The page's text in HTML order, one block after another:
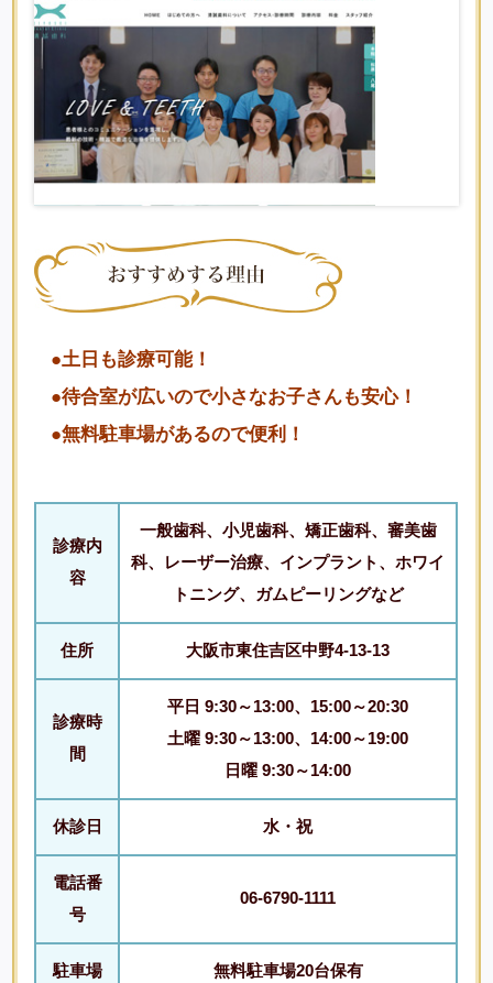
●土日も診療可能！
●待合室が広いので小さなお子さんも安心！
●無料駐車場があるので便利！
診療内
容
一般歯科、小児歯科、矯正歯科、審美歯
科、レーザー治療、インプラント、ホワイ
トニング、ガムピーリングなど
住所 大阪市東住吉区中野4-13-13
診療時
間
平日 9:30～13:00、15:00～20:30
土曜 9:30～13:00、14:00～19:00
日曜 9:30～14:00
休診日 水・祝
電話番
号
06-6790-1111
駐車場 無料駐車場20台保有